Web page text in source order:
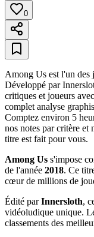
0
Among Us est l'un des
Développé par
critiques et joueurs
complet analyse
Comptez environ 5
nos notes par critère et
titre est fait pour vous.
Among Us s'impose
de l'année 2018. Ce
cœur de millions de
Édité parInnersloth,
vidéoludique unique.
classements des